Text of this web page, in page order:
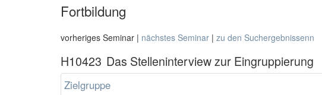
Fortbildung
vorheriges Seminar | nächstes Seminar | zu den Suchergebnissenn
H10423 Das Stelleninterview zur Eingruppierung
Zielgruppe